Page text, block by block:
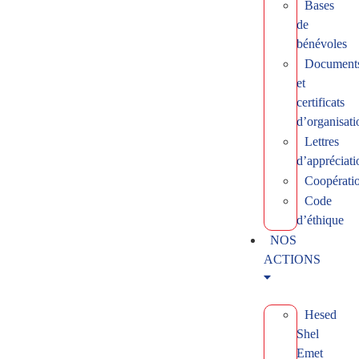
Bases
de
bénévoles
et
certificats
Lettres
Code
d’éthique
NOS
ACTIONS
Hesed
Shel
Emet